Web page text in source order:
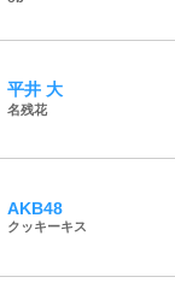
平井 大
名残花
AKB48
クッキーキス